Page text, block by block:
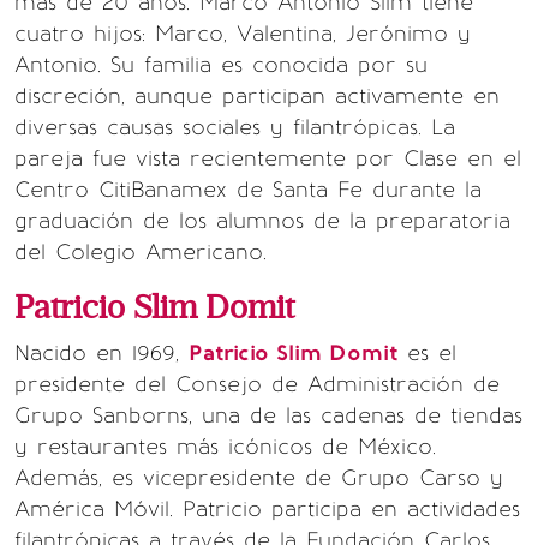
cuatro hijos: Marco, Valentina, Jerónimo y
Antonio. Su familia es conocida por su
discreción, aunque participan activamente en
diversas causas sociales y filantrópicas. La
pareja fue vista recientemente por Clase en el
Centro CitiBanamex de Santa Fe durante la
graduación de los alumnos de la preparatoria
del Colegio Americano.
Patricio Slim Domit
Nacido en 1969, Patricio Slim Domit es el
presidente del Consejo de Administración de
Grupo Sanborns, una de las cadenas de tiendas
y restaurantes más icónicos de México.
Además, es vicepresidente de Grupo Carso y
América Móvil. Patricio participa en actividades